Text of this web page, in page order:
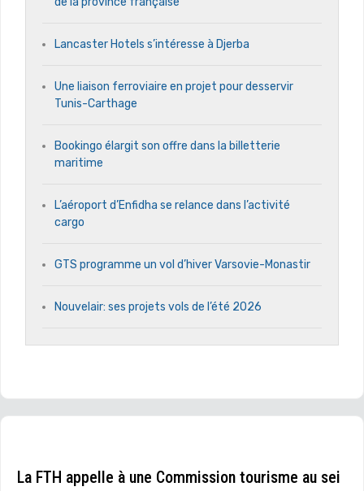
Lancaster Hotels s’intéresse à Djerba
Une liaison ferroviaire en projet pour desservir
Tunis-Carthage
Bookingo élargit son offre dans la billetterie
maritime
L’aéroport d’Enfidha se relance dans l’activité
cargo
GTS programme un vol d’hiver Varsovie-Monastir
Nouvelair: ses projets vols de l’été 2026
La FTH appelle à une Commission tourisme au sei